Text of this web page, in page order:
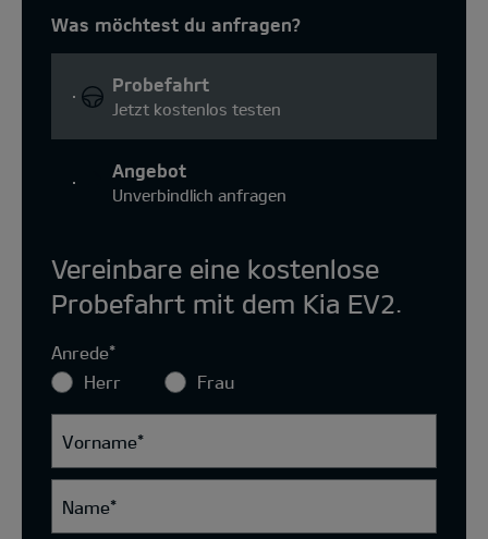
Was möchtest du anfragen?
Probefahrt
Jetzt kostenlos testen
Angebot
Unverbindlich anfragen
Vereinbare eine kostenlose
Probefahrt mit dem Kia EV2.
Anrede*
Herr
Frau
Vorname*
Name*